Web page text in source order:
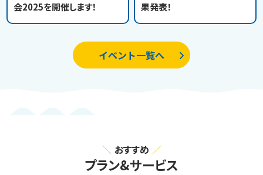
会2025を開催します！
果発表！
イベント一覧へ
おすすめ
プラン&サービス